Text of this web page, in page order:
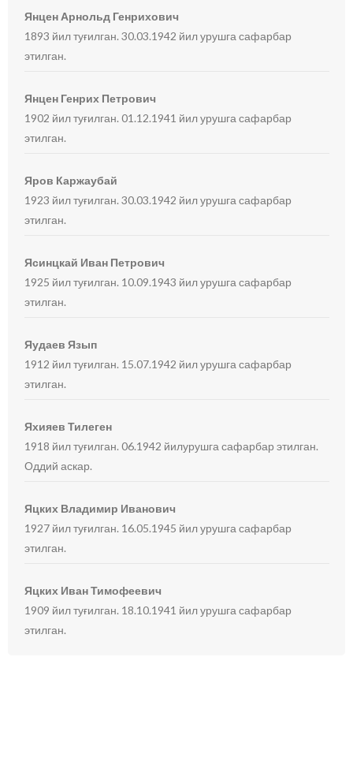
Янцен Арнольд Генрихович
1893 йил туғилган. 30.03.1942 йил урушга сафарбар
этилган.
Янцен Генрих Петрович
1902 йил туғилган. 01.12.1941 йил урушга сафарбар
этилган.
Яров Каржаубай
1923 йил туғилган. 30.03.1942 йил урушга сафарбар
этилган.
Ясинцкай Иван Петрович
1925 йил туғилган. 10.09.1943 йил урушга сафарбар
этилган.
Яудаев Язып
1912 йил туғилган. 15.07.1942 йил урушга сафарбар
этилган.
Яхияев Тилеген
1918 йил туғилган. 06.1942 йилурушга сафарбар этилган.
Оддий аскар.
Яцких Владимир Иванович
1927 йил туғилган. 16.05.1945 йил урушга сафарбар
этилган.
Яцких Иван Тимофеевич
1909 йил туғилган. 18.10.1941 йил урушга сафарбар
этилган.